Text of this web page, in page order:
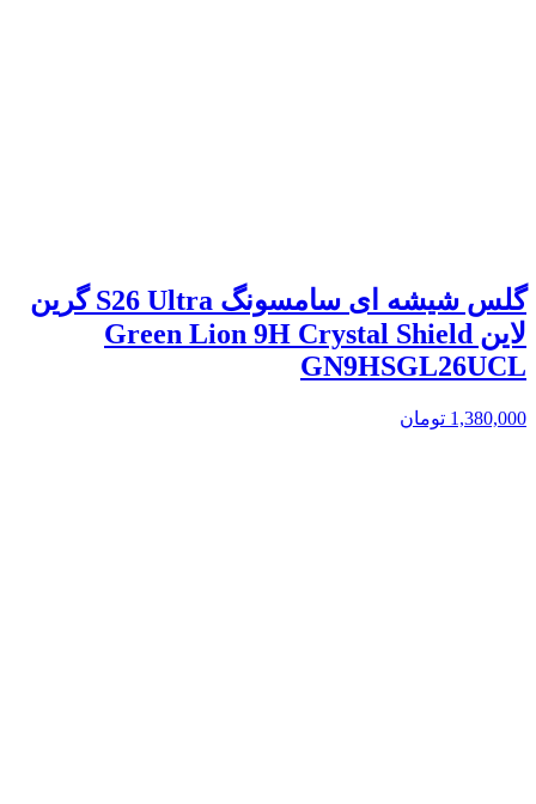
گلس شیشه ای سامسونگ S26 Ultra گرین
لاین Green Lion 9H Crystal Shield
GN9HSGL26UCL
1,380,000 تومان